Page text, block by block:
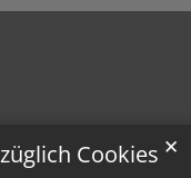
Cookies ✕